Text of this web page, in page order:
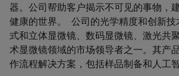
器。公司帮助客户揭示不可见的事物，
健康的世界。 公司的光学精度和创新技
式和立体显微镜、数码显微镜、激光共
术显微镜领域的市场领导者之一。其产
作流程解决方案，包括样品制备和人工